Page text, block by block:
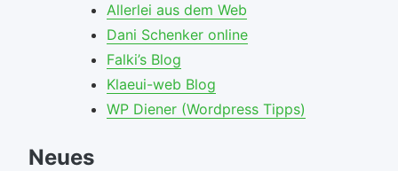
Allerlei aus dem Web
Dani Schenker online
Falki’s Blog
Klaeui-web Blog
WP Diener (Wordpress Tipps)
Neues